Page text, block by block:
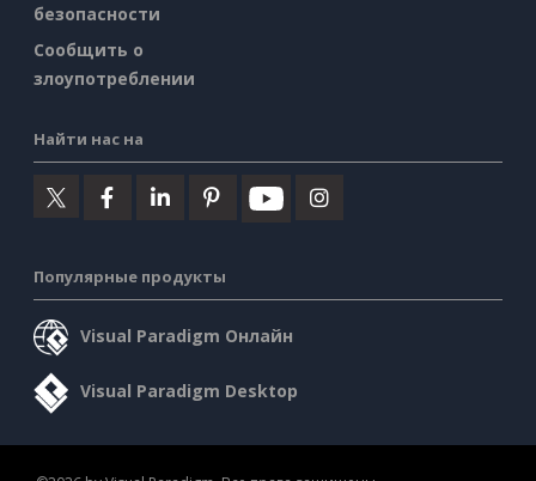
безопасности
Сообщить о
злоупотреблении
Найти нас на
Популярные продукты
Visual Paradigm Онлайн
Visual Paradigm Desktop